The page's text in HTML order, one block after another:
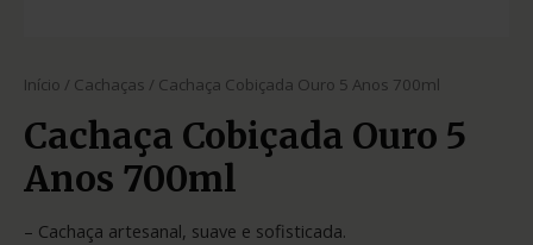
Início / Cachaças / Cachaça Cobiçada Ouro 5 Anos 700ml
Cachaça Cobiçada Ouro 5
Anos 700ml
– Cachaça artesanal, suave e sofisticada.